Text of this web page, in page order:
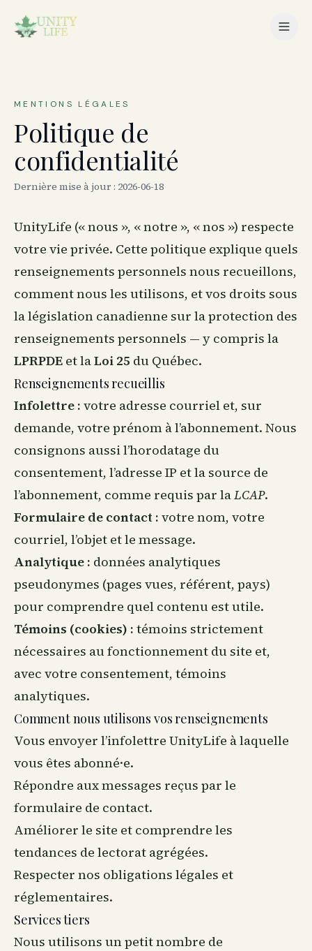
MENTIONS LÉGALES
Politique de
confidentialité
Dernière mise à jour : 2026-06-18
UnityLife (« nous », « notre », « nos ») respecte
votre vie privée. Cette politique explique quels
renseignements personnels nous recueillons,
comment nous les utilisons, et vos droits sous
la législation canadienne sur la protection des
renseignements personnels — y compris la
LPRPDE et laLoi 25 du Québec.
Renseignements recueillis
Infolettre : votre adresse courriel et, sur
demande, votre prénom à l’abonnement. Nous
consignons aussi l’horodatage du
consentement, l’adresse IP et la source de
l’abonnement, comme requis par laLCAP.
Formulaire de contact : votre nom, votre
courriel, l’objet et le message.
Analytique : données analytiques
pseudonymes (pages vues, référent, pays)
pour comprendre quel contenu est utile.
Témoins (cookies) : témoins strictement
nécessaires au fonctionnement du site et,
avec votre consentement, témoins
analytiques.
Comment nous utilisons vos renseignements
Vous envoyer l’infolettre UnityLife à laquelle
vous êtes abonné·e.
Répondre aux messages reçus par le
formulaire de contact.
Améliorer le site et comprendre les
tendances de lectorat agrégées.
Respecter nos obligations légales et
réglementaires.
Services tiers
Nous utilisons un petit nombre de